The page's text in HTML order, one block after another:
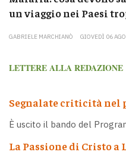
un viaggio nei Paesi
GABRIELE MARCHIANÒ GIOVEDÌ 06
LETTERE ALLA REDAZIONE
Segnalate criticità nel
È uscito il bando del
La Passione di Cristo a